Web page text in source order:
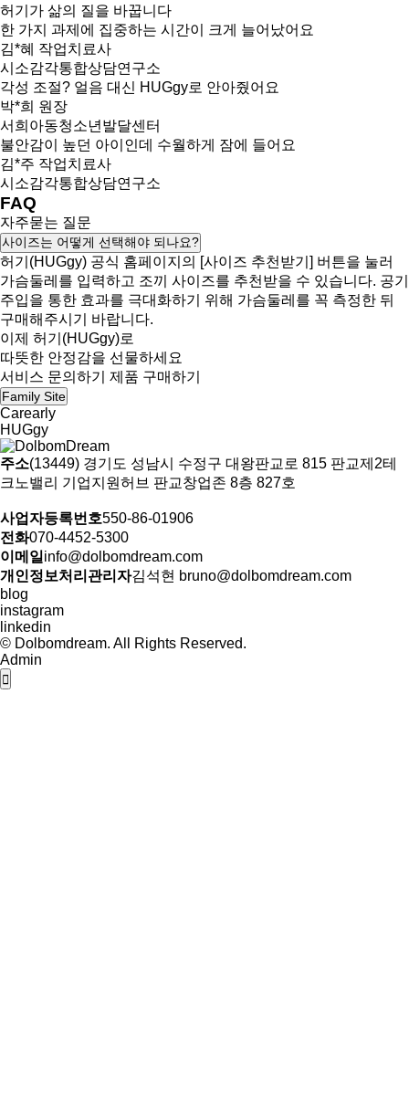
허기가 삶의 질을 바꿉니다
한 가지 과제에 집중하는 시간이 크게 늘어났어요
김*혜 작업치료사
시소감각통합상담연구소
각성 조절? 얼음 대신 HUGgy로 안아줬어요
박*희 원장
서희아동청소년발달센터
불안감이 높던 아이인데 수월하게 잠에 들어요
김*주 작업치료사
시소감각통합상담연구소
FAQ
자주묻는 질문
사이즈는 어떻게 선택해야 되나요?
허기(HUGgy) 공식 홈페이지의 [사이즈 추천받기] 버튼을 눌러
가슴둘레를 입력하고 조끼 사이즈를 추천받을 수 있습니다. 공기
주입을 통한 효과를 극대화하기 위해 가슴둘레를 꼭 측정한 뒤
구매해주시기 바랍니다.
이제 허기(HUGgy)로
따뜻한 안정감을 선물하세요
서비스 문의하기 제품 구매하기
Family Site
Carearly
HUGgy
주소(13449) 경기도 성남시 수정구 대왕판교로 815 판교제2테
크노밸리 기업지원허브 판교창업존 8층 827호
사업자등록번호550-86-01906
전화070-4452-5300
이메일info@dolbomdream.com
개인정보처리관리자김석현 bruno@dolbomdream.com
blog
instagram
linkedin
© Dolbomdream. All Rights Reserved.
Admin